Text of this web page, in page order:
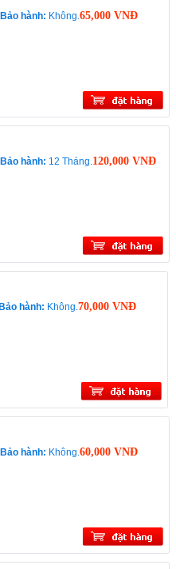
Bảo hành: Không.65,000 VNĐ
Bảo hành: 12 Tháng.120,000 VNĐ
Bảo hành: Không.70,000 VNĐ
Bảo hành: Không.60,000 VNĐ